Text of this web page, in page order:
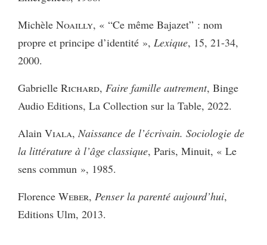
Michèle Noailly, « “Ce même Bajazet” : nom
propre et principe d’identité », Lexique, 15, 21-34,
2000.
Gabrielle Richard, Faire famille autrement, Binge
Audio Editions, La Collection sur la Table, 2022.
Alain Viala, Naissance de l’écrivain. Sociologie de
la littérature à l’âge classique, Paris, Minuit, « Le
sens commun », 1985.
Florence Weber, Penser la parenté aujourd’hui,
Editions Ulm, 2013.